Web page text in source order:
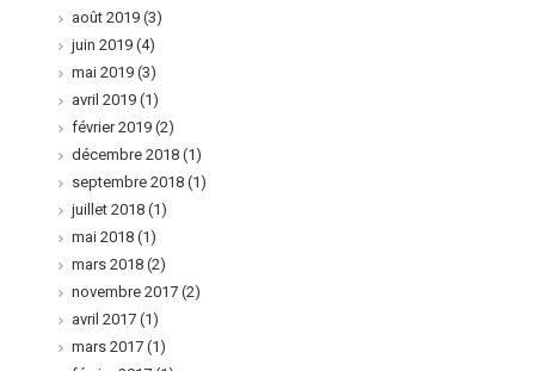
août 2019 (3)
juin 2019 (4)
mai 2019 (3)
avril 2019 (1)
février 2019 (2)
décembre 2018 (1)
septembre 2018 (1)
juillet 2018 (1)
mai 2018 (1)
mars 2018 (2)
novembre 2017 (2)
avril 2017 (1)
mars 2017 (1)